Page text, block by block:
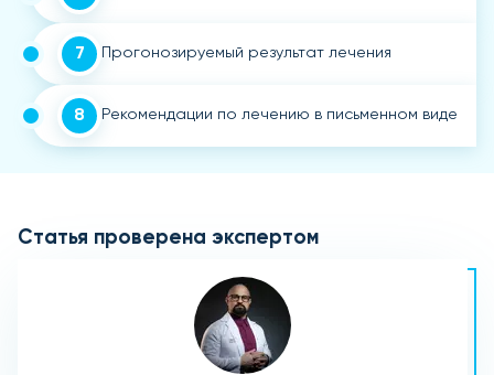
7 Прогонозируемый результат лечения
8 Рекомендации по лечению в письменном виде
Статья проверена экспертом